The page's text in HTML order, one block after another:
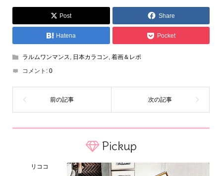
Post Share
Hatena Pocket
ラルムワンマンス, 日本カラコン, 着画＆レポ
コメント: 0
Pickup
リココ